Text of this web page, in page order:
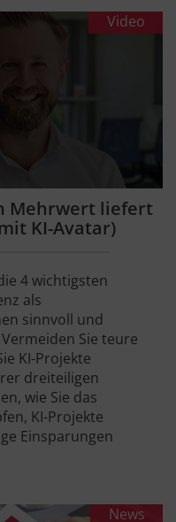
Video
Mehrwert liefert
KI-Avatar)
4 wichtigsten
als
sinnvoll und
Sie teure
KI-Projekte
dreiteiligen
wie Sie das
KI-Projekte
Einsparungen
News